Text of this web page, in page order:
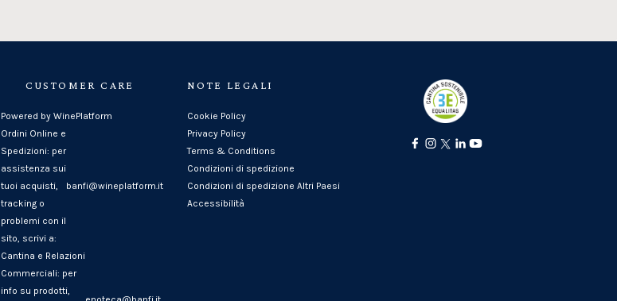
CUSTOMER CARE
Powered by WinePlatform
Ordini Online e
Spedizioni: per
assistenza sui
tuoi acquisti,
tracking o
problemi con il
sito, scrivi a:
banfi@wineplatform.it
Cantina e Relazioni
Commerciali: per
info su prodotti,
NOTE LEGALI
Cookie Policy
Privacy Policy
Terms & Conditions
Condizioni di spedizione
Condizioni di spedizione Altri Paesi
Accessibilità